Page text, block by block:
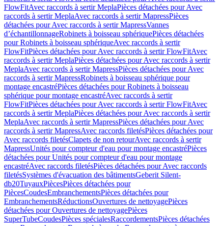
FlowFitAvec raccords à sertir MeplaPièces détachées pour Avec
raccords à sertir MeplaAvec raccords à sertir MapressPièces
détachées pour Avec raccords à sertir MapressVannes
d’échantillonnageRobinets à boisseau sphériquePièces détachées
pour Robinets à boisseau sphériqueAvec raccords à sertir
FlowFitPièces détachées pour Avec raccords à sertir FlowFitAvec
raccords à sertir MeplaPièces détachées pour Avec raccords à sertir
MeplaAvec raccords à sertir MapressPièces détachées pour Avec
raccords à sertir MapressRobinets à boisseau sphérique pour
montage encastréPièces détachées pour Robinets à boisseau
sphérique pour montage encastréAvec raccords à sertir
FlowFitPièces détachées pour Avec raccords à sertir FlowFitAvec
raccords à sertir MeplaPièces détachées pour Avec raccords à sertir
MeplaAvec raccords à sertir MapressPièces détachées pour Avec
raccords à sertir MapressAvec raccords filetésPièces détachées pour
Avec raccords filetésClapets de non retourAvec raccords à sertir
MapressUnités pour compteur d'eau pour montage encastréPièces
détachées pour Unités pour compteur d'eau pour montage
encastréAvec raccords filetésPièces détachées pour Avec raccords
filetésSystèmes d'évacuation des bâtimentsGeberit Silent-
db20TuyauxPiècesPièces détachées pour
PiècesCoudesEmbranchementsPièces détachées pour
EmbranchementsRéductionsOuvertures de nettoyagePièces
détachées pour Ouvertures de nettoyagePièces
SuperTubeCoudesPièces spécialesRaccordementsPièces détachées